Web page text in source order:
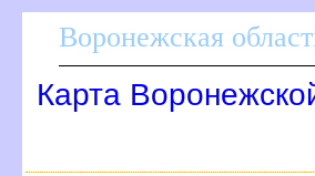
оронежская
Карта